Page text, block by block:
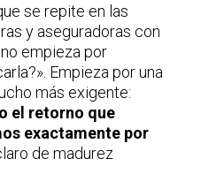
se repite en las
y aseguradoras con
empieza por
Empieza por una
más exigente:
el retorno que
exactamente por
de madurez